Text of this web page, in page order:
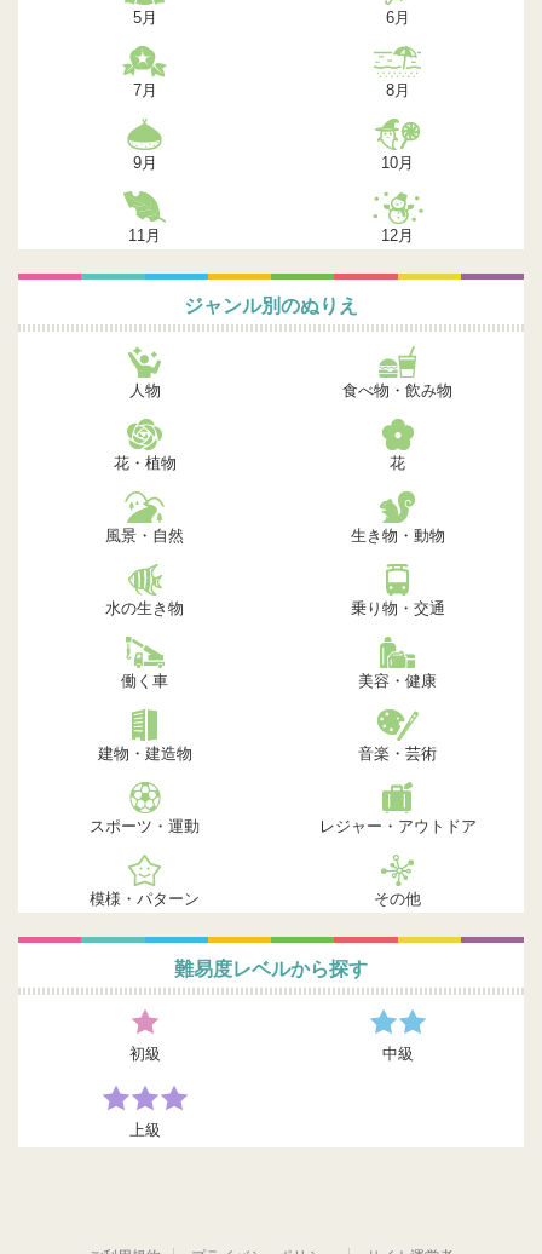
5月 6月
7月 8月
9月 10月
11月 12月
ジャンル別のぬりえ
人物 食べ物・飲み物
花・植物 花
風景・自然 生き物・動物
水の生き物 乗り物・交通
働く車 美容・健康
建物・建造物 音楽・芸術
スポーツ・運動 レジャー・アウトドア
模様・パターン その他
難易度レベルから探す
初級 中級
上級